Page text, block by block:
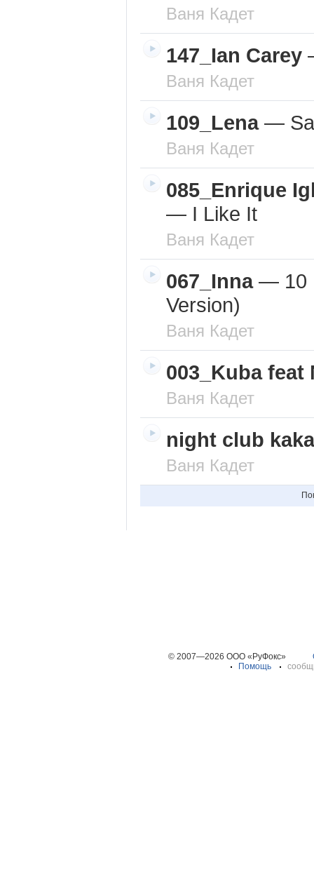
Ваня Кадет
147_Ian Carey
Ваня Кадет
109_Lena—
Ваня Кадет
085_Enrique
— I Like It
Ваня Кадет
067_Inna— 10
Version)
Ваня Кадет
003_Kuba feat
Ваня Кадет
night club
Ваня Кадет
© 2007—2026 ООО «РуФокс»
Помощь